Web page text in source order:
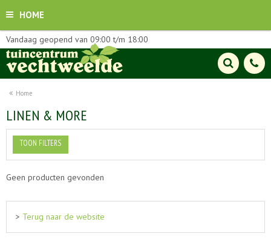
HOME
Home
Vandaag geopend van 09:00 t/m 18:00
LINEN & MORE
TOON FILTERS
Geen producten gevonden
> Terug naar de website